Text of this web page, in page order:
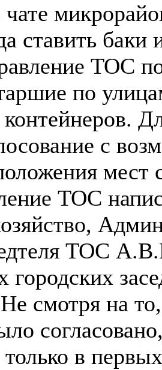
чате
ставить
ТОС
по
контейнеров.
с
мест
ТОС
ТОС
городских
смотря на то,
только в